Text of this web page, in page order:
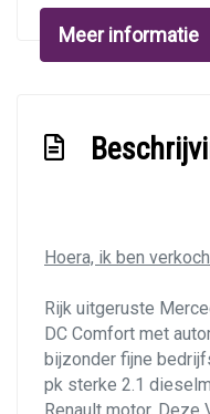
Koplampen
Led achterlichten
Metaalkleur
Warmtewerend
Zijschuifdeur
Zijschuifdeur
Meer informatie
Hoera, ik ben
Rijk uitgeruste
DC Comfort met
bijzonder fijne
pk sterke 2.1